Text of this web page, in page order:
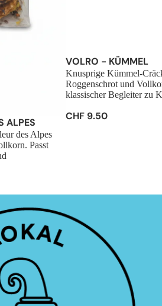
ALPES
des Alpes
Passt
VOLRO - KÜMMEL
Knusprige Kümmel-
Roggenschrot und
klassischer Begleiter zu
CHF 9.50